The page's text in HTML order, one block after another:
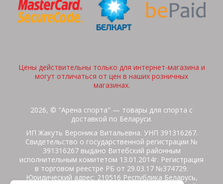
Цены действительны только для интернет-магазина и
могут отличаться от цен в наших розничных
магазинах.
2026, © "Арена спорта" — товары для спорта с
доставкой по Беларуси.
ИП Жакуть Вероника Витальевна. УНП 391316267.
Свидетельство о государственной регистрации №
391316267 выдано Витебский районным
исполнительным комитетом 13.01.2014г. Регистрация
в торговом реестре РБ от 29.03.17 №374729.
Юридический адрес: 210516 Республика Беларусь,